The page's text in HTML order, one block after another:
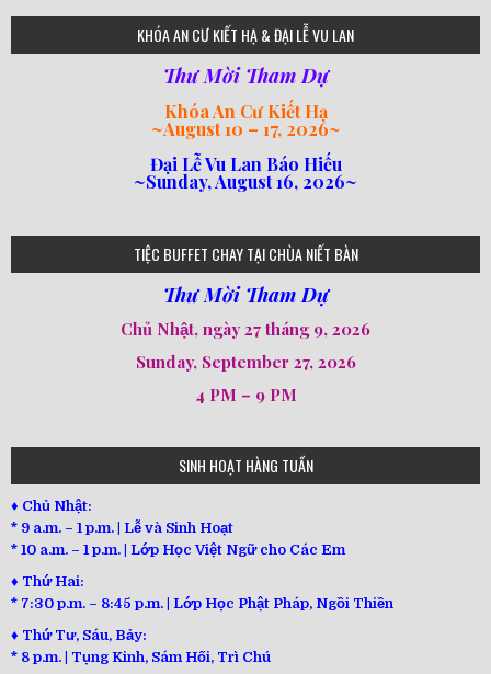
75
80
78
77
82
92
93
94
95
98
641
182
101
loipha2
loipha4
loipha1
loipha5
loipha7
loipha8
loipha10
loipha9
loi-phat-day
loipha15
loipha13
KHÓA AN CƯ KIẾT HẠ & ĐẠI LỄ VU LAN
Thư Mời Tham Dự
Khóa An Cư Kiết Hạ
~August 10 – 17, 2026~
Đại Lễ Vu Lan Báo Hiếu
~Sunday, August 16, 2026~
TIỆC BUFFET CHAY TẠI CHÙA NIẾT BÀN
Thư Mời Tham Dự
Chủ Nhật, ngày 27 tháng 9, 2026
Sunday, September 27, 2026
4 PM – 9 PM
SINH HOẠT HÀNG TUẦN
♦ Chủ Nhật:
* 9 a.m. – 1 p.m. | Lễ và Sinh Hoạt
* 10 a.m. – 1 p.m. | Lớp Học Việt Ngữ cho Các Em
♦ Thứ Hai:
* 7:30 p.m. – 8:45 p.m. | Lớp Học Phật Pháp, Ngồi Thiền
♦ Thứ Tư, Sáu, Bảy:
* 8 p.m. | Tụng Kinh, Sám Hối, Trì Chú